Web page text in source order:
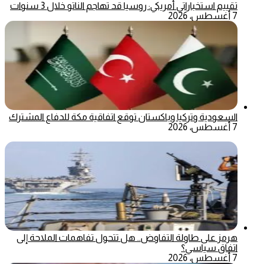
تقييم استخباراتي أمريكي: روسيا قد تهاجم الناتو خلال 3 سنوات
7 أغسطس، 2026
السعودية وتركيا وباكستان توقع اتفاقية مكة للدفاع المشترك
7 أغسطس، 2026
هرمز على طاولة التفاوض.. هل تتحول تفاهمات الملاحة إلى
اتفاق سياسي؟
7 أغسطس، 2026